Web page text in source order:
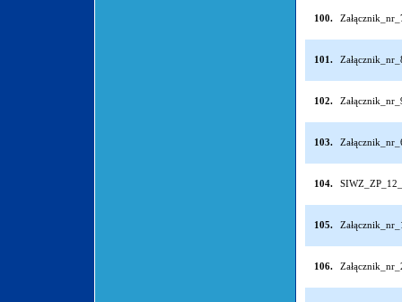
100.
101.
102.
103.
104.
105.
106.